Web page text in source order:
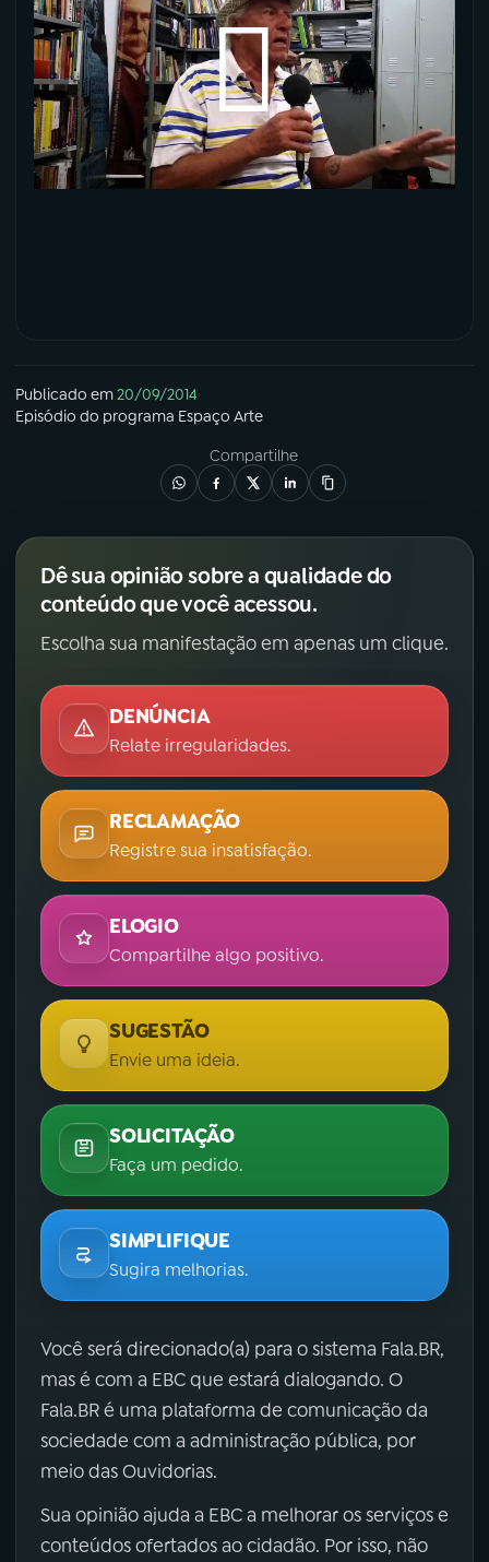
Publicado em20/09/2014
Episódio do programa Espaço Arte
Compartilhe
Dê sua opinião sobre a qualidade do
conteúdo que você acessou.
Escolha sua manifestação em apenas um clique.
DENÚNCIA
Relate irregularidades.
RECLAMAÇÃO
Registre sua insatisfação.
ELOGIO
Compartilhe algo positivo.
SUGESTÃO
Envie uma ideia.
SOLICITAÇÃO
Faça um pedido.
SIMPLIFIQUE
Sugira melhorias.
Você será direcionado(a) para o sistema Fala.BR,
mas é com a EBC que estará dialogando. O
Fala.BR é uma plataforma de comunicação da
sociedade com a administração pública, por
meio das Ouvidorias.
Sua opinião ajuda a EBC a melhorar os serviços e
conteúdos ofertados ao cidadão. Por isso, não